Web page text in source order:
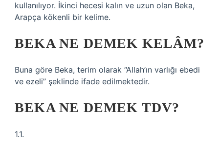
kullanılıyor. İkinci hecesi kalın ve uzun olan Beka,
Arapça kökenli bir kelime.
BEKA NE DEMEK KELÂM?
Buna göre Beka, terim olarak “Allah’ın varlığı ebedi
ve ezeli” şeklinde ifade edilmektedir.
BEKA NE DEMEK TDV?
1.1.